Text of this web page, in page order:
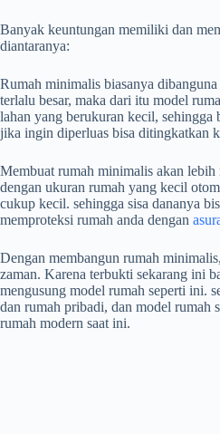
Banyak keuntungan memiliki dan
diantaranya:
Rumah minimalis biasanya
terlalu besar, maka dari itu model
lahan yang berukuran kecil, sehingga
jika ingin diperluas bisa ditingkatkan
Membuat rumah minimalis akan lebih
dengan ukuran rumah yang kecil
cukup kecil. sehingga sisa dananya
memproteksi rumah anda dengan
Dengan membangun rumah
zaman. Karena terbukti sekarang ini
mengusung model rumah seperti ini.
dan rumah pribadi, dan model rumah
rumah modern saat ini.